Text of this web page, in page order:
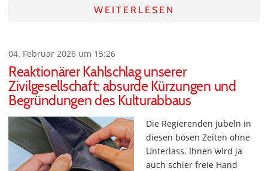
WEITERLESEN
04. Februar 2026 um 15:26
Reaktionärer Kahlschlag unserer
Zivilgesellschaft: absurde Kürzungen und
Begründungen des Kulturabbaus
Die Regierenden jubeln in
diesen bösen Zeiten ohne
Unterlass. Ihnen wird ja
auch schier freie Hand